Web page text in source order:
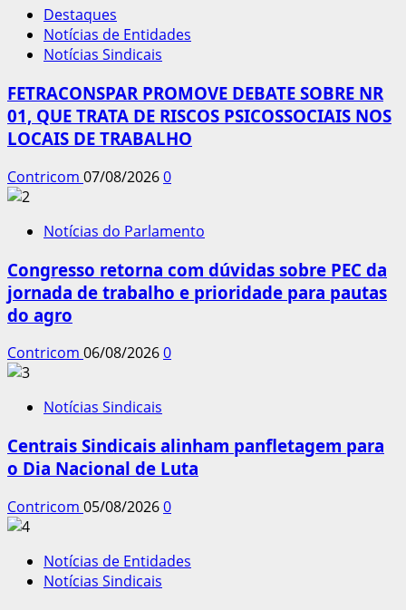
Destaques
Notícias de Entidades
Notícias Sindicais
FETRACONSPAR PROMOVE DEBATE SOBRE NR
01, QUE TRATA DE RISCOS PSICOSSOCIAIS NOS
LOCAIS DE TRABALHO
Contricom 07/08/20260
Notícias do Parlamento
Congresso retorna com dúvidas sobre PEC da
jornada de trabalho e prioridade para pautas
do agro
Contricom 06/08/20260
Notícias Sindicais
Centrais Sindicais alinham panfletagem para
o Dia Nacional de Luta
Contricom 05/08/20260
Notícias de Entidades
Notícias Sindicais